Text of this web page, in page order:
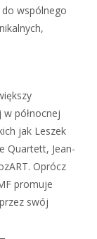
wspólnego
północnej
jak Leszek
Quartett, Jean-
Oprócz
promuje
swój